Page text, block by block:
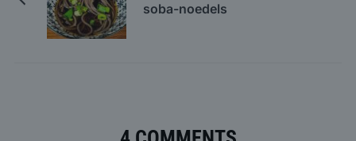
soba-noedels